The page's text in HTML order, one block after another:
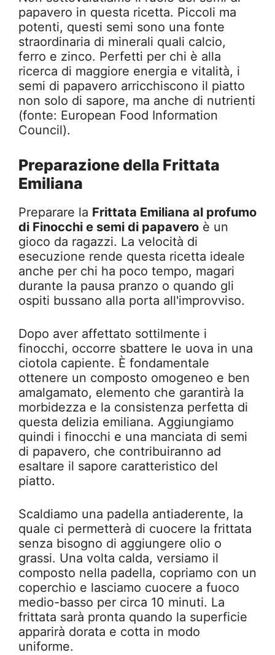
papavero in questa ricetta. Piccoli ma
potenti, questi semi sono una fonte
straordinaria di minerali quali calcio,
ferro e zinco. Perfetti per chi è alla
ricerca di maggiore energia e vitalità, i
semi di papavero arricchiscono il piatto
non solo di sapore, ma anche di nutrienti
(fonte: European Food Information
Council).
Preparazione della Frittata
Emiliana
Preparare la Frittata Emiliana al profumo
di Finocchi e semi di papavero è un
gioco da ragazzi. La velocità di
esecuzione rende questa ricetta ideale
anche per chi ha poco tempo, magari
durante la pausa pranzo o quando gli
ospiti bussano alla porta all'improvviso.
Dopo aver affettato sottilmente i
finocchi, occorre sbattere le uova in una
ciotola capiente. È fondamentale
ottenere un composto omogeneo e ben
amalgamato, elemento che garantirà la
morbidezza e la consistenza perfetta di
questa delizia emiliana. Aggiungiamo
quindi i finocchi e una manciata di semi
di papavero, che contribuiranno ad
esaltare il sapore caratteristico del
piatto.
Scaldiamo una padella antiaderente, la
quale ci permetterà di cuocere la frittata
senza bisogno di aggiungere olio o
grassi. Una volta calda, versiamo il
composto nella padella, copriamo con un
coperchio e lasciamo cuocere a fuoco
medio-basso per circa 10 minuti. La
frittata sarà pronta quando la superficie
apparirà dorata e cotta in modo
uniforme.